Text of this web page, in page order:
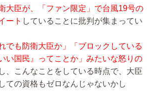
大臣が、「ファン限定」で台風19号の
ート していることに批判が集まってい
でも防衛大臣か」「ブロックしている
い国民』ってことか」みたいな怒りの
、こんなことをしている時点で、大臣
ての資格もゼロなんじゃないかし